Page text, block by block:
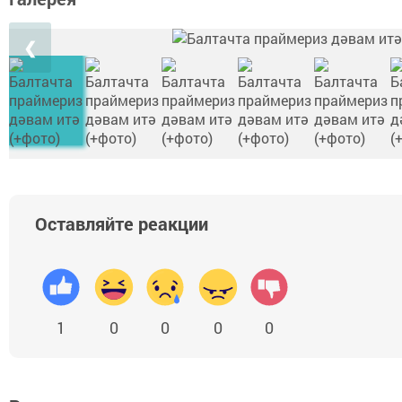
❮
Оставляйте реакции
1 0 0 0 0